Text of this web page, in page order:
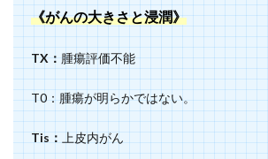
《がんの大きさと浸潤》
TX：腫瘍評価不能
T0：腫瘍が明らかではない。
Tis：上皮内がん